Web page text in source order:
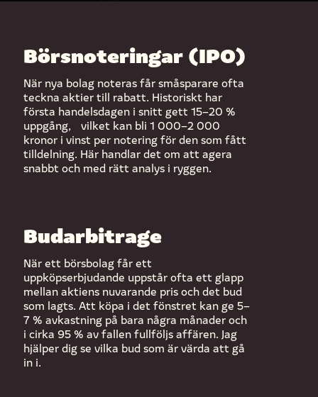
Börsnoteringar (IPO)
När nya bolag noteras får småsparare ofta
teckna aktier till rabatt. Historiskt har
första handelsdagen i snitt gett 15–20 %
uppgång, vilket kan bli 1 000–2 000
kronor i vinst per notering för den som fått
tilldelning. Här handlar det om att agera
snabbt och med rätt analys i ryggen.
Budarbitrage
När ett börsbolag får ett
uppköpserbjudande uppstår ofta ett glapp
mellan aktiens nuvarande pris och det bud
som lagts. Att köpa i det fönstret kan ge 5–
7 % avkastning på bara några månader och
i cirka 95 % av fallen fullföljs affären. Jag
hjälper dig se vilka bud som är värda att gå
in i.